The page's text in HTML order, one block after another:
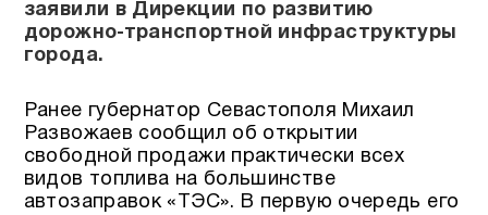
заявили в Дирекции по развитию
дорожно-транспортной инфраструктуры
города.
Ранее губернатор Севастополя Михаил
Развожаев сообщил об открытии
свободной продажи практически всех
видов топлива на большинстве
автозаправок «ТЭС». В первую очередь его